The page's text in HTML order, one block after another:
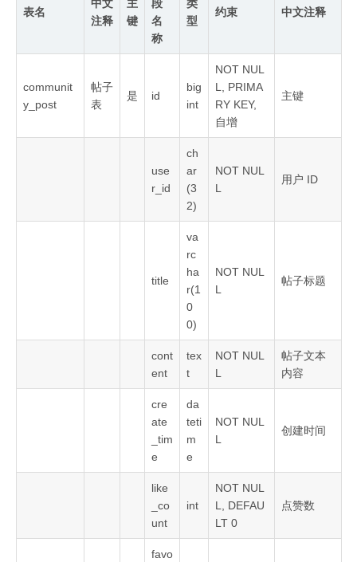
表名
中文
注释
主
键
段
名
称
类
型
约束 中文注释
communit
y_post
帖子
表
是 id
big
int
NOT NUL
L, PRIMA
RY KEY,
自增
主键
use
r_id
ch
ar
(3
2)
NOT NUL
L
用户 ID
title
va
rc
ha
r(1
0
0)
NOT NUL
L
帖子标题
cont
ent
tex
t
NOT NUL
L
帖子文本
内容
cre
ate
_tim
e
da
teti
m
e
NOT NUL
L
创建时间
like
_co
unt
int
NOT NUL
L, DEFAU
LT 0
点赞数
favo